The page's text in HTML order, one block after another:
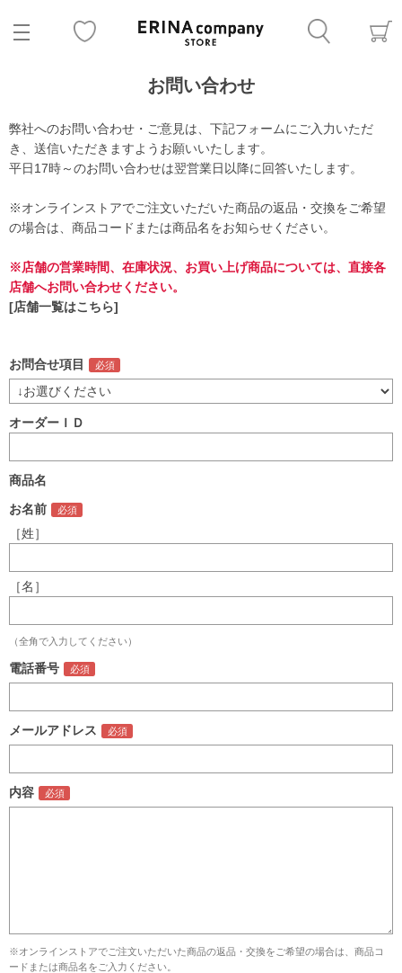
お問い合わせ
弊社へのお問い合わせ・ご意見は、下記フォームにご入力いただ
き、送信いただきますようお願いいたします。
平日17時～のお問い合わせは翌営業日以降に回答いたします。
※オンラインストアでご注文いただいた商品の返品・交換をご希望
の場合は、商品コードまたは商品名をお知らせください。
※店舗の営業時間、在庫状況、お買い上げ商品については、直接各
店舗へお問い合わせください。
[店舗一覧はこちら]
お問合せ項目
オーダーＩＤ
商品名
お名前
［姓］
［名］
（全角で入力してください）
電話番号
メールアドレス
内容
※オンラインストアでご注文いただいた商品の返品・交換をご希望の場合は、商品コ
ードまたは商品名をご入力ください。